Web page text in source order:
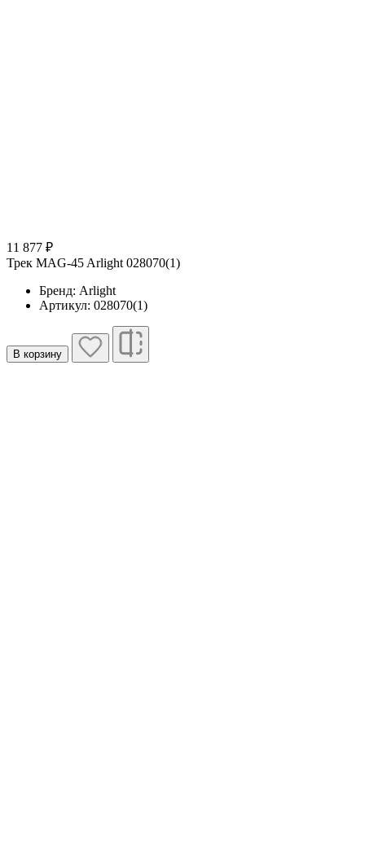
11 877 ₽
Трек MAG-45 Arlight 028070(1)
Бренд: Arlight
Артикул: 028070(1)
В корзину